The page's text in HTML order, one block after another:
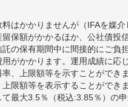
はかかりませんが（IFAを媒
保額がかかるほか、公社債
の保有期間中に間接的にご
がかかります。運用成績に
、上限額等を示すことがで
限額等を表示することがで
最大3.5％（税込:3.85％）の